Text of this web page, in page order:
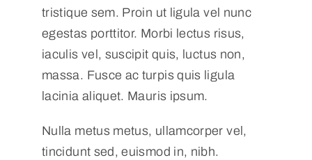
tristique sem. Proin ut ligula vel nunc
egestas porttitor. Morbi lectus risus,
iaculis vel, suscipit quis, luctus non,
massa. Fusce ac turpis quis ligula
lacinia aliquet. Mauris ipsum.
Nulla metus metus, ullamcorper vel,
tincidunt sed, euismod in, nibh.